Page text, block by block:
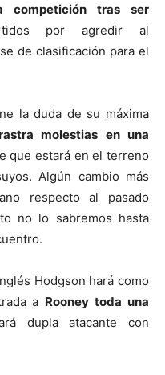
competición tras ser
por agredir al
de clasificación para el
la duda de su máxima
molestias en una
que estará en el terreno
Algún cambio más
respecto al pasado
no lo sabremos hasta
Hodgson hará como
a Rooney toda una
dupla atacante con